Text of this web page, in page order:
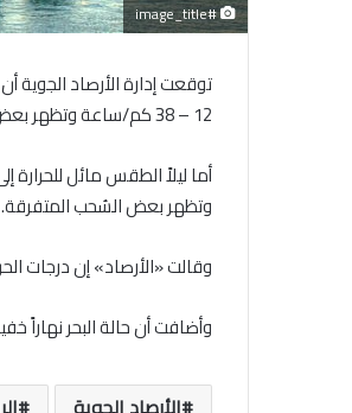
#image_title
توقعت إدارة الأرصاد الجوية
12 – 38 كم/ساعة وتظهر بعض السُحب المتفرقة.
وتظهر بعض السُحب المتفرقة.
وقالت «الأرصاد» إن درجات الحرارة المتوقعة 40 درجة
وأضافت أن حالة البحر نهاراً خفيف إلى معتدل الموج بارتفاع